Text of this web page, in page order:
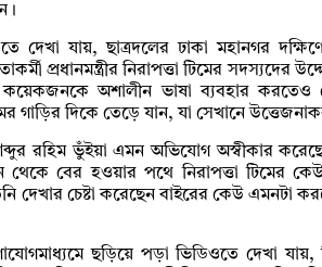
দেখা যায়, ছাত্রদলের ঢাকা মহানগর
প্রধানমন্ত্রীর নিরাপত্তা টিমের সদস্যদের
অশালীন ভাষা ব্যবহার করতেও
গাড়ির দিকে তেড়ে যান, যা সেখানে
রহিম ভুঁইয়া এমন অভিযোগ অস্বীকার
থেকে বের হওয়ার পথে নিরাপত্তা টিমের
দেখার চেষ্টা করেছেন বাইরের কেউ এমনটা
ছড়িয়ে পড়া ভিডিওতে দেখা